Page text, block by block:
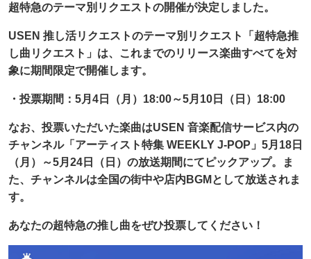
超特急のテーマ別リクエストの開催が決定しました。
USEN 推し活リクエストのテーマ別リクエスト「超特急推
し曲リクエスト」は、これまでのリリース楽曲すべてを対
象に期間限定で開催します。
・投票期間：5月4日（月）18:00～5月10日（日）18:00
なお、投票いただいた楽曲はUSEN 音楽配信サービス内の
チャンネル「アーティスト特集 WEEKLY J-POP」5月18日
（月）～5月24日（日）の放送期間にてピックアップ。ま
た、チャンネルは全国の街中や店内BGMとして放送されま
す。
あなたの超特急の推し曲をぜひ投票してください！